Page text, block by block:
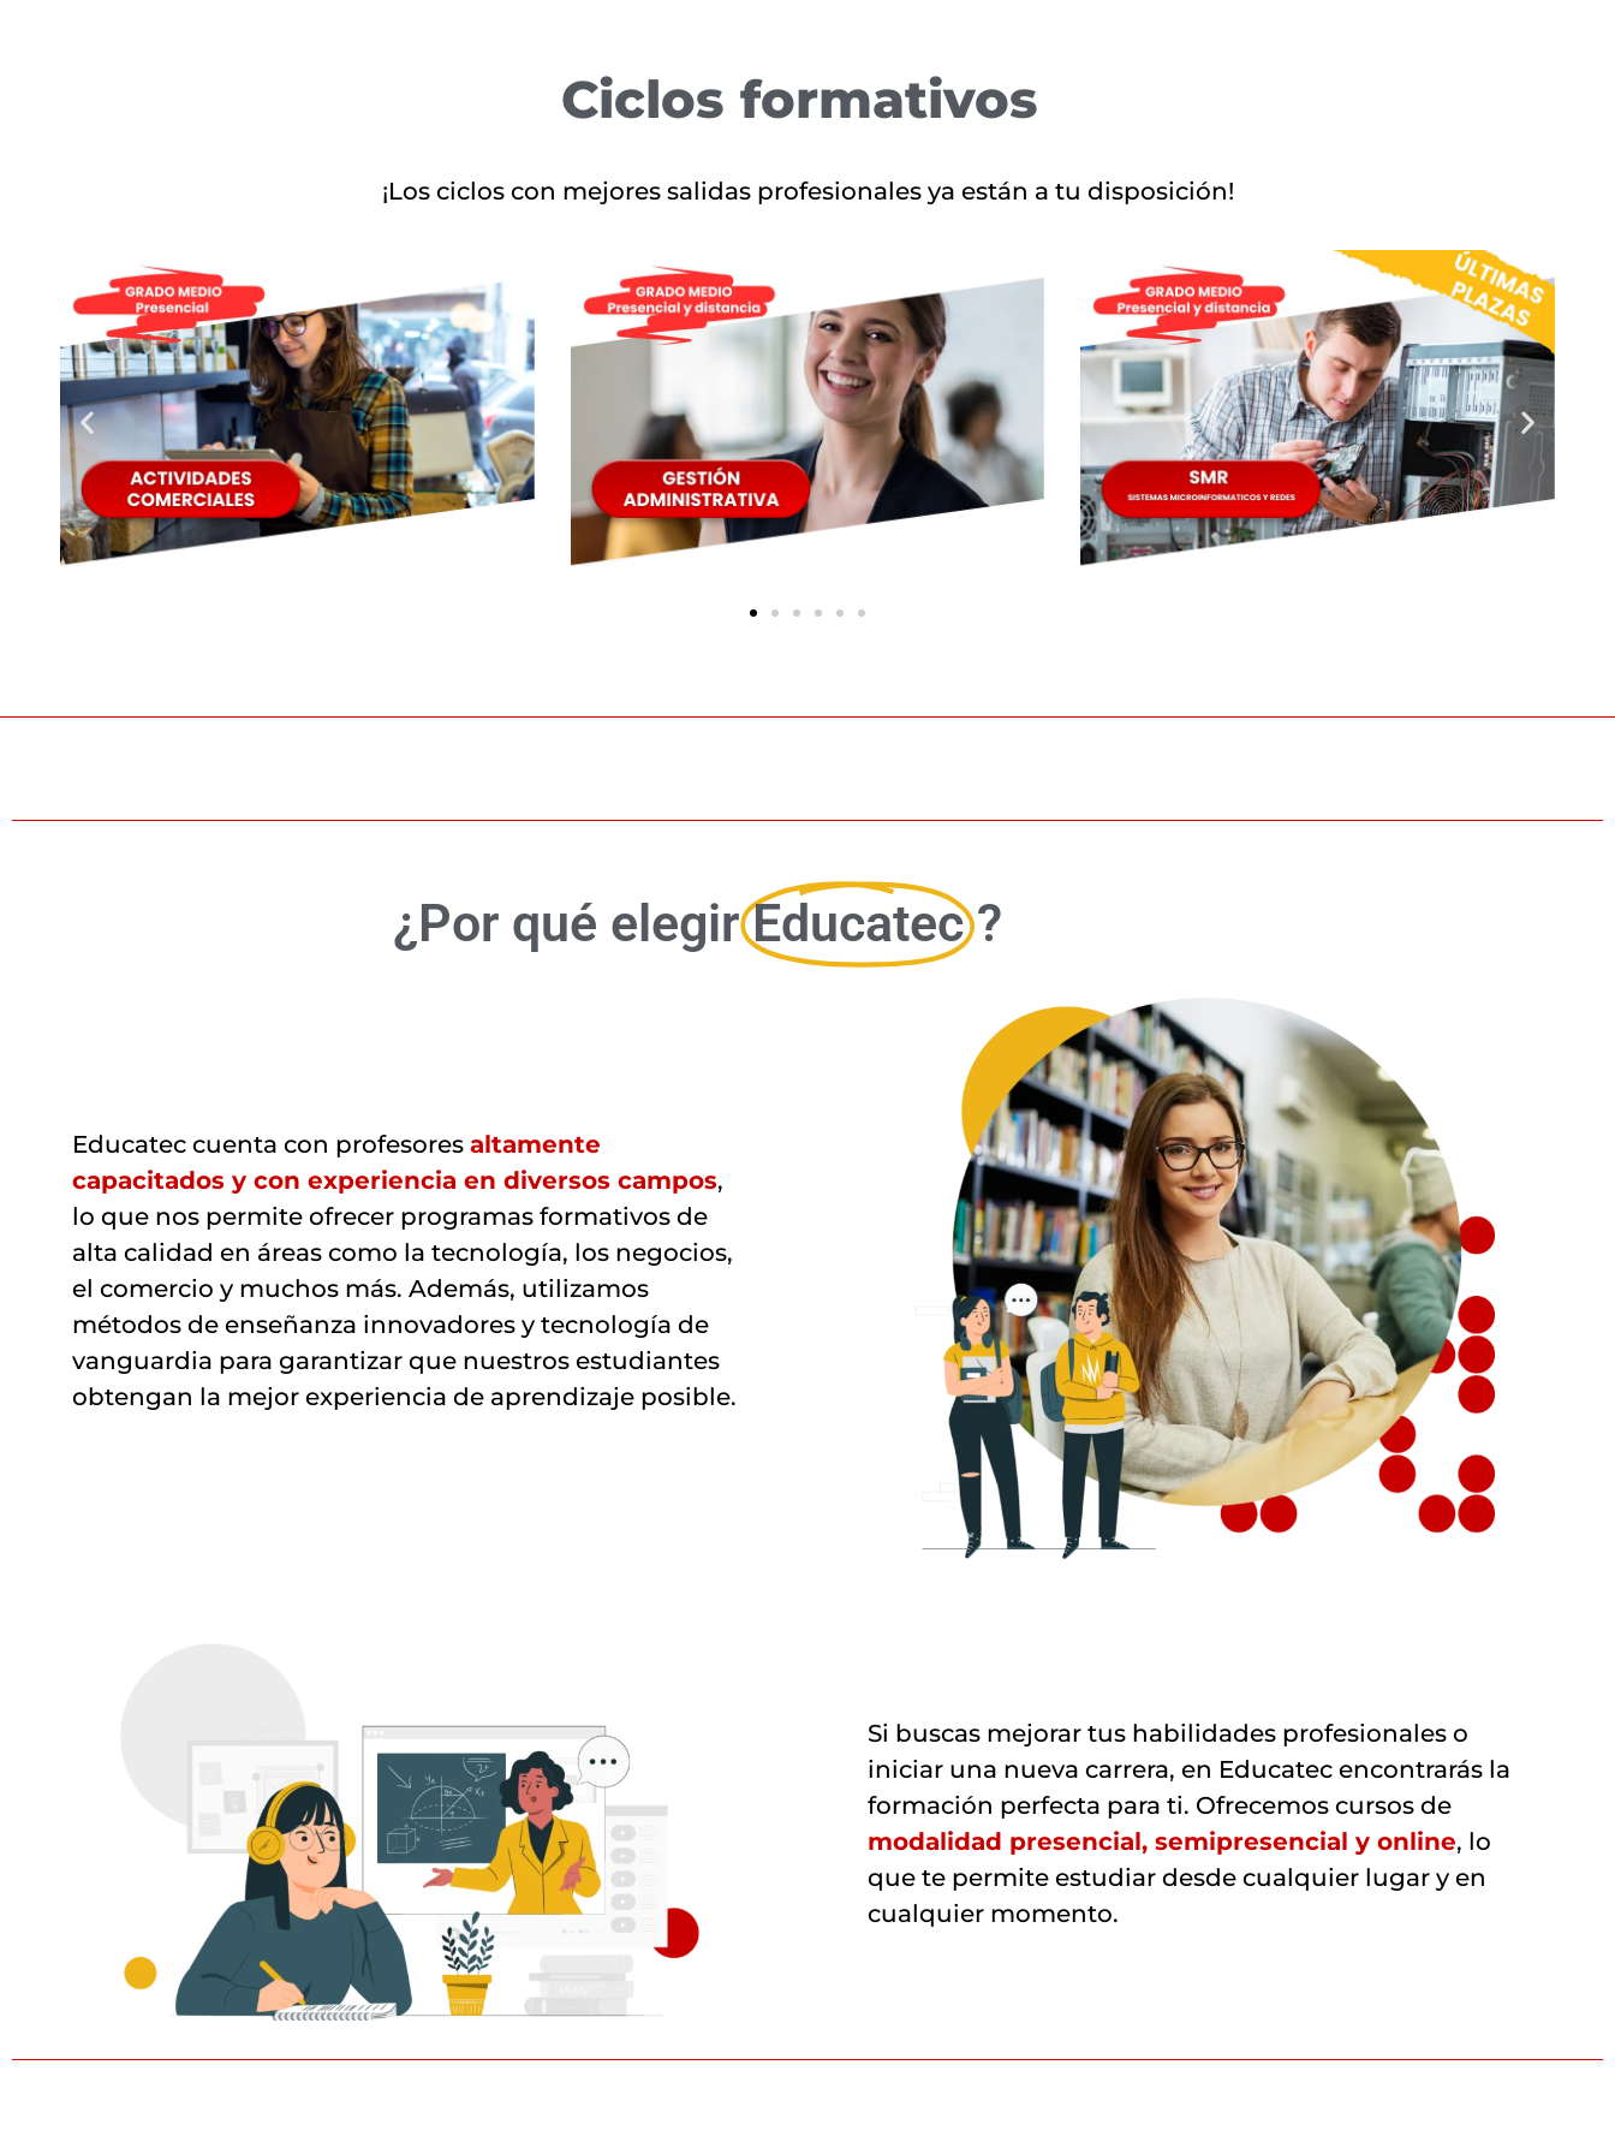
Ciclos formativos
¡Los ciclos con mejores salidas profesionales ya están a tu disposición!
¿Por qué elegir Educatec ?
Educatec cuenta con profesores altamente
capacitados y con experiencia en diversos campos,
lo que nos permite ofrecer programas formativos de
alta calidad en áreas como la tecnología, los negocios,
el comercio y muchos más. Además, utilizamos
métodos de enseñanza innovadores y tecnología de
vanguardia para garantizar que nuestros estudiantes
obtengan la mejor experiencia de aprendizaje posible.
Si buscas mejorar tus habilidades profesionales o
iniciar una nueva carrera, en Educatec encontrarás la
formación perfecta para ti. Ofrecemos cursos de
modalidad presencial, semipresencial y online, lo
que te permite estudiar desde cualquier lugar y en
cualquier momento.